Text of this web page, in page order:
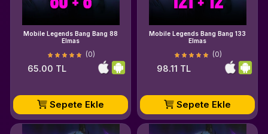
Mobile Legends Bang Bang 88
Elmas
(0)
65.00 TL
Sepete Ekle
Mobile Legends Bang Bang 133
Elmas
(0)
98.11 TL
Sepete Ekle